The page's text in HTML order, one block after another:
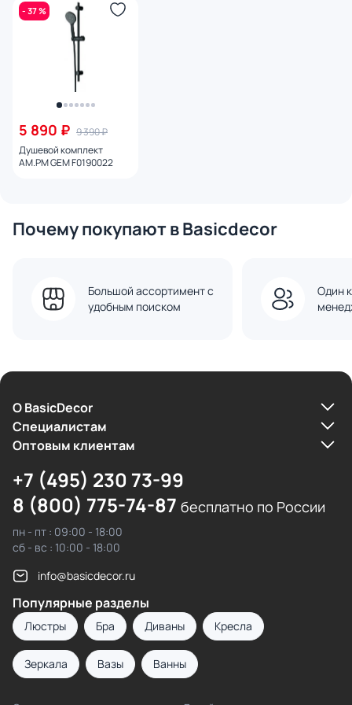
- 37 %
5 890 ₽ 9 390 ₽
Душевой комплект
AM.PM GEM F0190022
Почему покупают в Basicdecor
Большой ассортимент с
удобным поиском
Один
О BasicDecor
Cпециалистам
Оптовым клиентам
+7 (495) 230 73-99
8 (800) 775-74-87 бесплатно по России
пн - пт : 09:00 - 18:00
сб - вс : 10:00 - 18:00
info@basicdecor.ru
Популярные разделы
Люстры Бра Диваны Кресла
Зеркала Вазы Ванны